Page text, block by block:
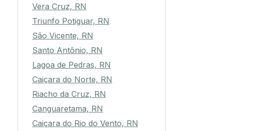
Vera Cruz, RN
Triunfo Potiguar, RN
São Vicente, RN
Santo Antônio, RN
Lagoa de Pedras, RN
Caiçara do Norte, RN
Riacho da Cruz, RN
Canguaretama, RN
Caiçara do Rio do Vento, RN